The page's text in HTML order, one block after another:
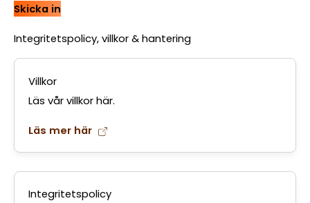
Skicka in
Integritetspolicy, villkor & hantering
Villkor
Läs vår villkor här.
Läs mer här
Integritetspolicy